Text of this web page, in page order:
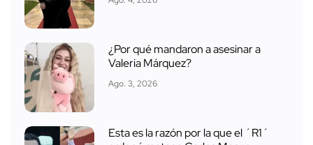
¿Por qué mandaron a asesinar a
Valeria Márquez?
Ago. 3, 2026
Esta es la razón por la que el ´R1´